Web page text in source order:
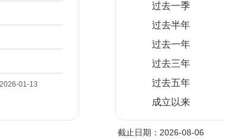
过去一季
过去半年
过去一年
过去三年
过去五年
成立以来
08-05
2026-
08-04
1.1123
2026-
08-03
1.0991
2026-
1.1111
2026-
1.1062 1.1062
截止日期：2026-08-06